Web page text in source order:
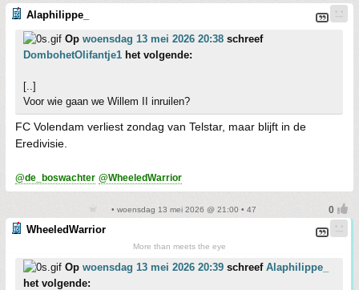
Alaphilippe_
Op woensdag 13 mei 2026 20:38 schreef
DombohetOlifantje1 het volgende:
[..]
Voor wie gaan we Willem II inruilen?
FC Volendam verliest zondag van Telstar, maar blijft in de
Eredivisie.
@de_boswachter @WheeledWarrior
• woensdag 13 mei 2026 @ 21:00 • 47
WheeledWarrior
More than meets the eye
Op woensdag 13 mei 2026 20:39 schreef Alaphilippe_
het volgende: